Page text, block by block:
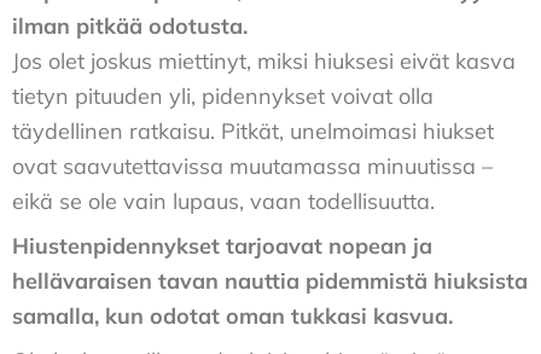
ilman pitkää odotusta.
Jos olet joskus miettinyt, miksi hiuksesi eivät kasva
tietyn pituuden yli, pidennykset voivat olla
täydellinen ratkaisu. Pitkät, unelmoimasi hiukset
ovat saavutettavissa muutamassa minuutissa –
eikä se ole vain lupaus, vaan todellisuutta.
Hiustenpidennykset tarjoavat nopean ja
hellävaraisen tavan nauttia pidemmistä hiuksista
samalla, kun odotat oman tukkasi kasvua.